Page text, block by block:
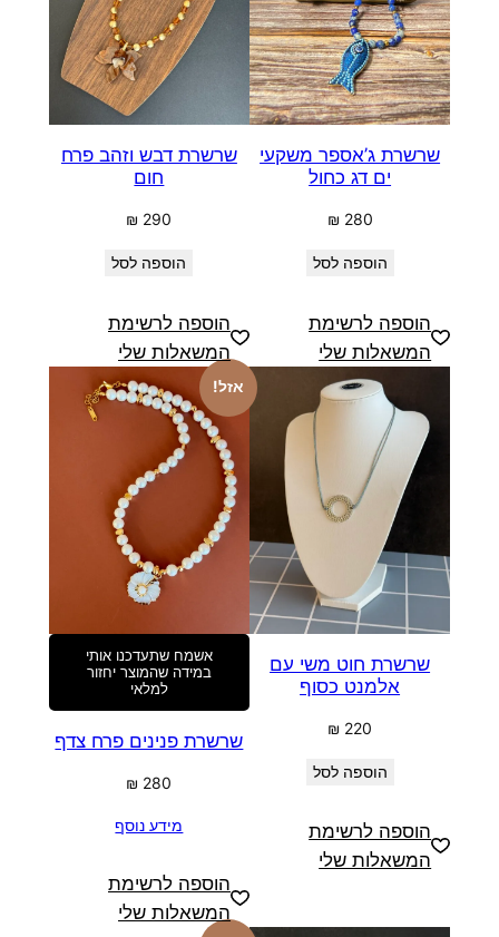
שרשרת ג’אספר משקעי
ים דג כחול
₪ 280
הוספה לסל
הוספה לרשימת
המשאלות שלי
שרשרת דבש וזהב פרח
חום
₪ 290
הוספה לסל
הוספה לרשימת
המשאלות שלי
שרשרת חוט משי עם
אלמנט כסוף
₪ 220
הוספה לסל
הוספה לרשימת
המשאלות שלי
אזל!
אשמח שתעדכנו אותי
במידה שהמוצר יחזור
למלאי
שרשרת פנינים פרח צדף
₪ 280
מידע נוסף
הוספה לרשימת
המשאלות שלי